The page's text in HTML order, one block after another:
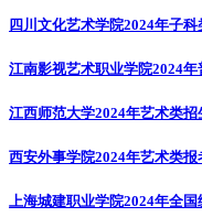
四川文化艺术学院2024年子
江南影视艺术职业学院2024
江西师范大学2024年艺术类招
西安外事学院2024年艺术类报
上海城建职业学院2024年全